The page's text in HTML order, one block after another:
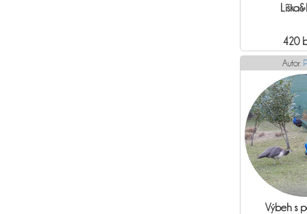
420
Autor:
Výbeh s